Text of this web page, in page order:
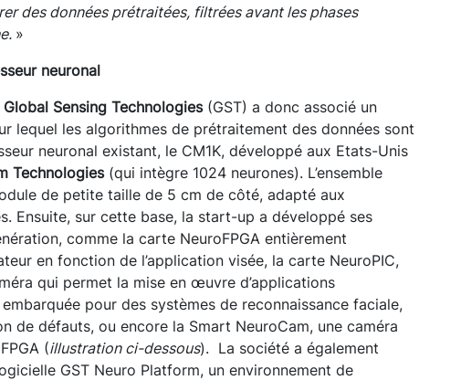
des données prétraitées, filtrées avant les phases
»
neuronal
Global Sensing Technologies(GST) a donc associé un
lequel les algorithmes de prétraitement des données sont
neuronal existant, le CM1K, développé aux Etats-Unis
Technologies(qui intègre 1024 neurones). L’ensemble
de petite taille de 5 cm de côté, adapté aux
Ensuite, sur cette base, la start-up a développé ses
comme la carte NeuroFPGA entièrement
en fonction de l’application visée, la carte NeuroPIC,
qui permet la mise en œuvre d’applications
pour des systèmes de reconnaissance faciale,
de défauts, ou encore la Smart NeuroCam, une caméra
(illustration ci-dessous). La société a également
GST Neuro Platform, un environnement de